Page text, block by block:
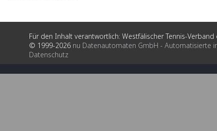
Für den Inhalt verantwortlich: Westfälischer Tennis-Verband
© 1999-2026 nu Datenautomaten GmbH - Automatisierte
Datenschutz